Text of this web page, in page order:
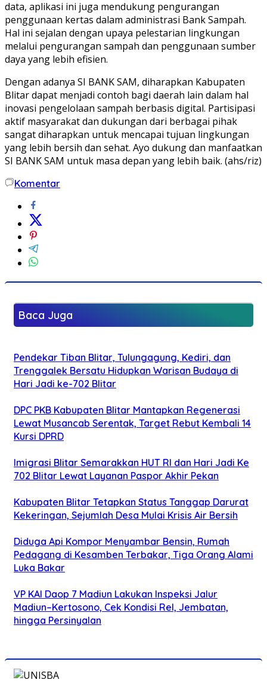
data, aplikasi ini juga mendukung pengurangan
penggunaan kertas dalam administrasi Bank Sampah.
Hal ini sejalan dengan upaya pelestarian lingkungan
melalui pengurangan sampah dan penggunaan sumber
daya yang lebih efisien.
Dengan adanya SI BANK SAM, diharapkan Kabupaten
Blitar dapat menjadi contoh bagi daerah lain dalam hal
inovasi pengelolaan sampah berbasis digital. Partisipasi
aktif masyarakat dan dukungan dari berbagai pihak
sangat diharapkan untuk mencapai tujuan lingkungan
yang lebih bersih dan sehat. Ayo dukung dan manfaatkan
SI BANK SAM untuk masa depan yang lebih baik. (ahs/riz)
Komentar
Baca Juga
Pendekar Tiban Blitar, Tulungagung, Kediri, dan
Trenggalek Bersatu Hidupkan Warisan Budaya di
Hari Jadi ke-702 Blitar
DPC PKB Kabupaten Blitar Mantapkan Regenerasi
Lewat Musancab Serentak, Target Rebut Kembali 14
Kursi DPRD
Imigrasi Blitar Semarakkan HUT RI dan Hari Jadi Ke
702 Blitar Lewat Layanan Paspor Akhir Pekan
Kabupaten Blitar Tetapkan Status Tanggap Darurat
Kekeringan, Sejumlah Desa Mulai Krisis Air Bersih
Diduga Api Kompor Menyambar Bensin, Rumah
Pedagang di Kesamben Terbakar, Tiga Orang Alami
Luka Bakar
VP KAI Daop 7 Madiun Lakukan Inspeksi Jalur
Madiun–Kertosono, Cek Kondisi Rel, Jembatan,
hingga Persinyalan